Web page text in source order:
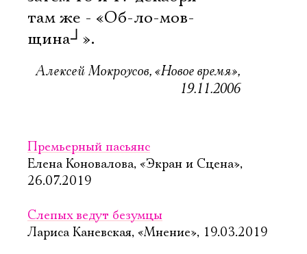
там же - «Об-ло-мов-
щина┘ ».
Алексей Мокроусов, «Новое время»,
19.11.2006
Премьерный пасьянс
Елена Коновалова, «Экран и Сцена»,
26.07.2019
Слепых ведут безумцы
Лариса Каневская, «Мнение», 19.03.2019